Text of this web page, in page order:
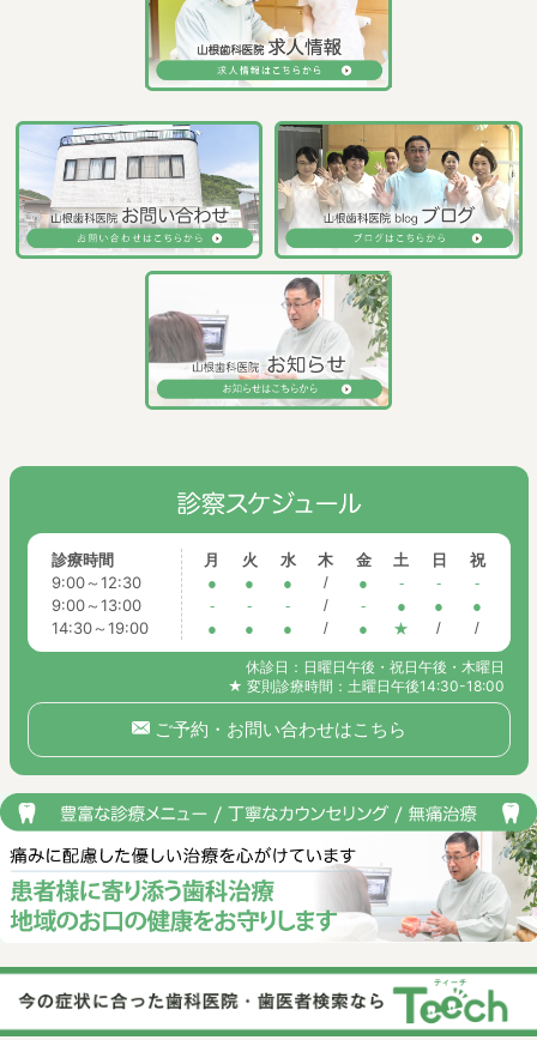
診療時間
9:00～12:30
9:00～13:00
14:30～19:00
月
●
-
●
火
●
-
●
水
●
-
●
木
/
/
/
金
●
-
●
土
-
●
★
日
-
●
/
祝
-
●
/
休診日：日曜日午後・祝日午後・木曜日
★ 変則診療時間：土曜日午後14:30-18:00
ご予約・お問い合わせはこちら